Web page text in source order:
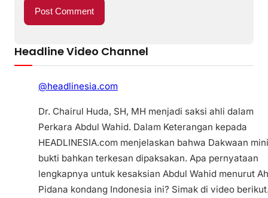
Headline Video Channel
@headlinesia.com
Dr. Chairul Huda, SH, MH menjadi saksi ahli dalam
Perkara Abdul Wahid. Dalam Keterangan kepada
HEADLINESIA.com menjelaskan bahwa Dakwaan
bukti bahkan terkesan dipaksakan. Apa pernyataan
lengkapnya untuk kesaksian Abdul Wahid menurut
Pidana kondang Indonesia ini? Simak di video